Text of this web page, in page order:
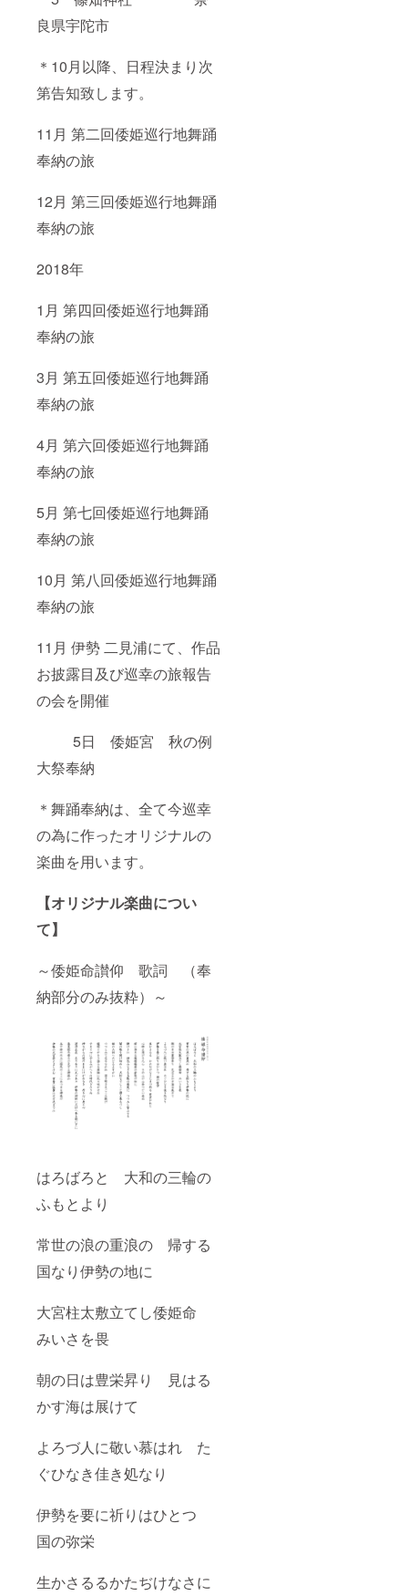
良県宇陀市
＊10月以降、日程決まり次
第告知致します。
11月 第二回倭姫巡行地舞踊
奉納の旅
12月 第三回倭姫巡行地舞踊
奉納の旅
2018年
1月 第四回倭姫巡行地舞踊
奉納の旅
3月 第五回倭姫巡行地舞踊
奉納の旅
4月 第六回倭姫巡行地舞踊
奉納の旅
5月 第七回倭姫巡行地舞踊
奉納の旅
10月 第八回倭姫巡行地舞踊
奉納の旅
11月 伊勢 二見浦にて、作品
お披露目及び巡幸の旅報告
の会を開催
5日 倭姫宮 秋の例
大祭奉納
＊舞踊奉納は、全て今巡幸
の為に作ったオリジナルの
楽曲を用います。
【オリジナル楽曲につい
て】
～倭姫命讃仰 歌詞 （奉
納部分のみ抜粋）～
はろばろと 大和の三輪の
ふもとより
常世の浪の重浪の 帰する
国なり伊勢の地に
大宮柱太敷立てし倭姫命
みいさを畏
朝の日は豊栄昇り 見はる
かす海は展けて
よろづ人に敬い慕はれ た
ぐひなき佳き処なり
伊勢を要に祈りはひとつ
国の弥栄
生かさるるかたぢけなさに